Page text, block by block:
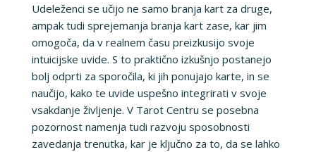
Udeleženci se učijo ne samo branja kart za druge,
ampak tudi sprejemanja branja kart zase, kar jim
omogoča, da v realnem času preizkusijo svoje
intuicijske uvide. S to praktično izkušnjo postanejo
bolj odprti za sporočila, ki jih ponujajo karte, in se
naučijo, kako te uvide uspešno integrirati v svoje
vsakdanje življenje. V Tarot Centru se posebna
pozornost namenja tudi razvoju sposobnosti
zavedanja trenutka, kar je ključno za to, da se lahko